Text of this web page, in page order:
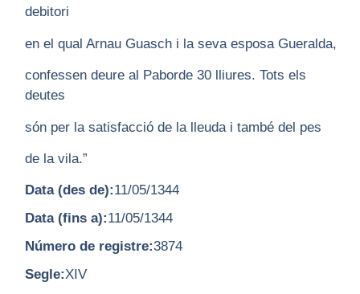
debitori
en el qual Arnau Guasch i la seva esposa Gueralda,
confessen deure al Paborde 30 lliures. Tots els
deutes
són per la satisfacció de la lleuda i també del pes
de la vila.”
Data (des de):11/05/1344
Data (fins a):11/05/1344
Número de registre:3874
Segle:XIV